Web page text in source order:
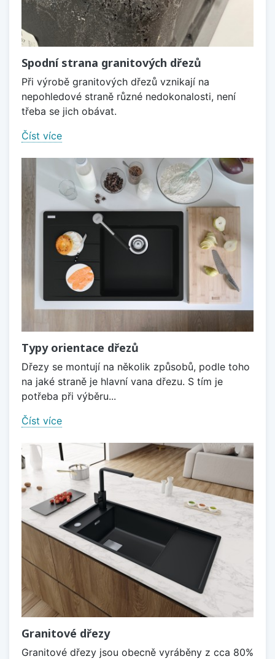
Spodní strana granitových dřezů
Při výrobě granitových dřezů vznikají na
nepohledové straně různé nedokonalosti, není
třeba se jich obávat.
Číst více
Typy orientace dřezů
Dřezy se montují na několik způsobů, podle toho
na jaké straně je hlavní vana dřezu. S tím je
potřeba při výběru...
Číst více
Granitové dřezy
Granitové dřezy jsou obecně vyráběny z cca 80%